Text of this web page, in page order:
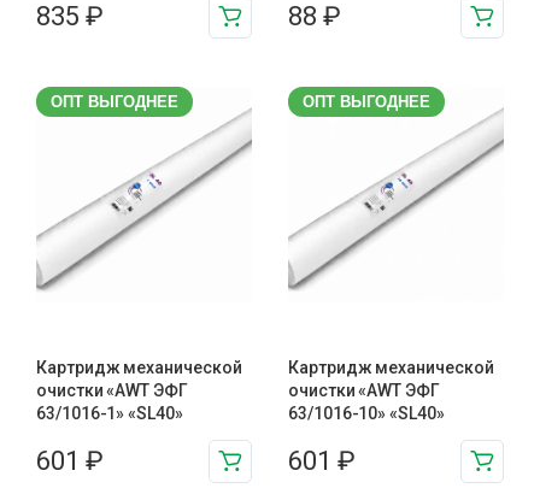
835 ₽ 88 ₽
ОПТ ВЫГОДНЕЕ
Картридж механической
очистки «AWT ЭФГ
63/1016-1» «SL40»
601 ₽
ОПТ ВЫГОДНЕЕ
Картридж механической
очистки «AWT ЭФГ
63/1016-10» «SL40»
601 ₽